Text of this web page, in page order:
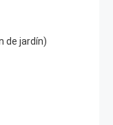
de jardín)